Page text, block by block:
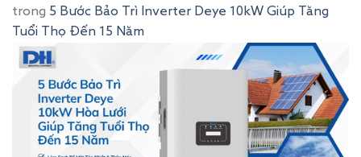
trong 5 Bước Bảo Trì Inverter Deye 10kW Giúp Tăng
Tuổi Thọ Đến 15 Năm